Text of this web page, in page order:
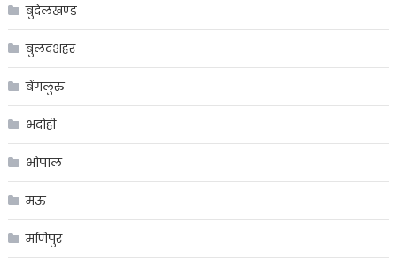
बुंदेलखण्ड
बुलंदशहर
बेंगलुरु
भदोही
भोपाल
मऊ
मणिपुर